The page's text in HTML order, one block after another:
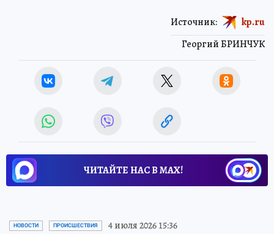
Георгий БРИНЧУК
Источник: kp.ru
ЧИТАЙТЕ НАС В МАХ!
НОВОСТИ ПРОИСШЕСТВИЯ 4 июля 2026 15:36